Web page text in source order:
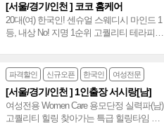
[서울/경기/인천 ] 코코 홈케어
20대(여) 한국인! 센슈얼 스웨디시 마인드 1
등, 내상 No! 지명 1순위 고퀄리티 테라피로
파격할인 신규오픈 한국인 여성전문
[서울/경기/인천 ] 1인출장 서시랑[남]
여성전용 Women Care 용모단정 실력파(남)
고퀄리티 힐링 찾아가는 특급 힐링타임 서